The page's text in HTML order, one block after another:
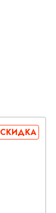
СКИДКА